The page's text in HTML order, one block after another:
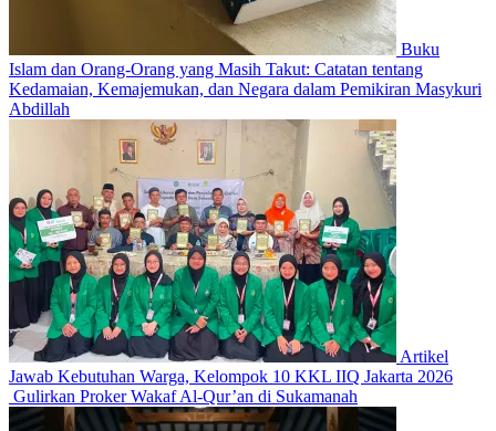
Buku
Islam dan Orang-Orang yang Masih Takut: Catatan tentang
Kedamaian, Kemajemukan, dan Negara dalam Pemikiran Masykuri
Abdillah
Artikel
Jawab Kebutuhan Warga, Kelompok 10 KKL IIQ Jakarta 2026
Gulirkan Proker Wakaf Al-Qur’an di Sukamanah